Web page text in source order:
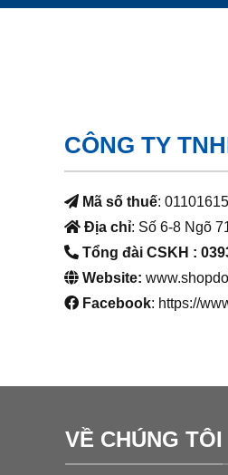
CÔNG TY
Mã số thuế:
Địa chỉ: Số 6-8 Ngõ
Tổng đài CSKH :
Website:
Facebook: https://
VỀ CHÚNG TÔI